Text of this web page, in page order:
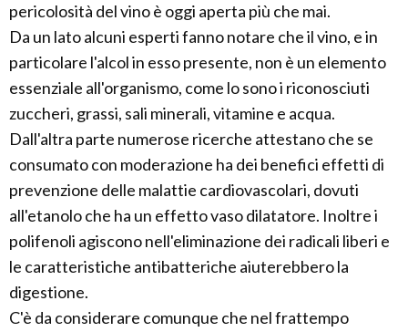
pericolosità del vino è oggi aperta più che mai.
Da un lato alcuni esperti fanno notare che il vino, e in
particolare l'alcol in esso presente, non è un elemento
essenziale all'organismo, come lo sono i riconosciuti
zuccheri, grassi, sali minerali, vitamine e acqua.
Dall'altra parte numerose ricerche attestano che se
consumato con moderazione ha dei benefici effetti di
prevenzione delle malattie cardiovascolari, dovuti
all'etanolo che ha un effetto vaso dilatatore. Inoltre i
polifenoli agiscono nell'eliminazione dei radicali liberi e
le caratteristiche antibatteriche aiuterebbero la
digestione.
C'è da considerare comunque che nel frattempo